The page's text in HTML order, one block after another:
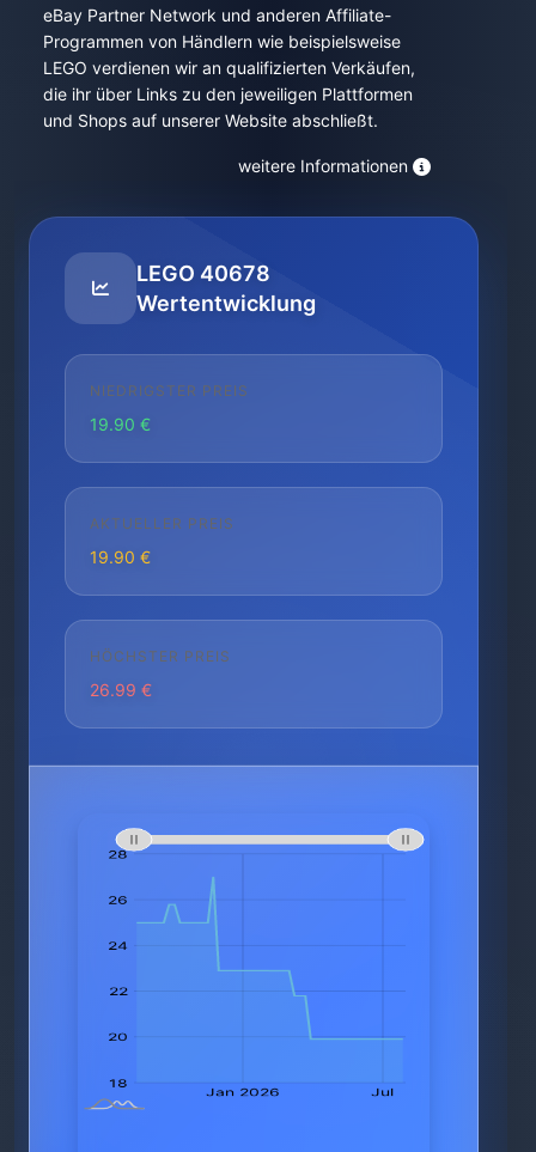
eBay Partner Network und anderen Affiliate-
Programmen von Händlern wie beispielsweise
LEGO verdienen wir an qualifizierten Verkäufen,
die ihr über Links zu den jeweiligen Plattformen
und Shops auf unserer Website abschließt.
weitere Informationen
LEGO 40678
Wertentwicklung
NIEDRIGSTER PREIS
19.90 €
AKTUELLER PREIS
19.90 €
HÖCHSTER PREIS
26.99 €